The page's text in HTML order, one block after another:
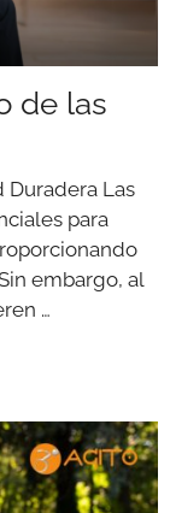
de las
Duradera Las
para
embargo, al
…